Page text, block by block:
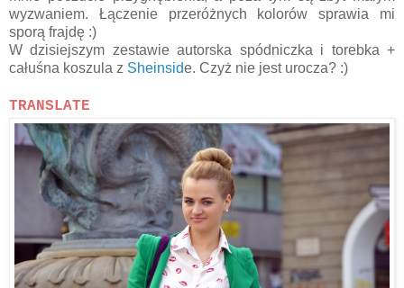
wyzwaniem. Łączenie przeróżnych kolorów sprawia mi
sporą frajdę :)
W dzisiejszym zestawie autorska spódniczka i torebka +
całuśna koszula z Sheinside. Czyż nie jest urocza? :)
TRANSLATE